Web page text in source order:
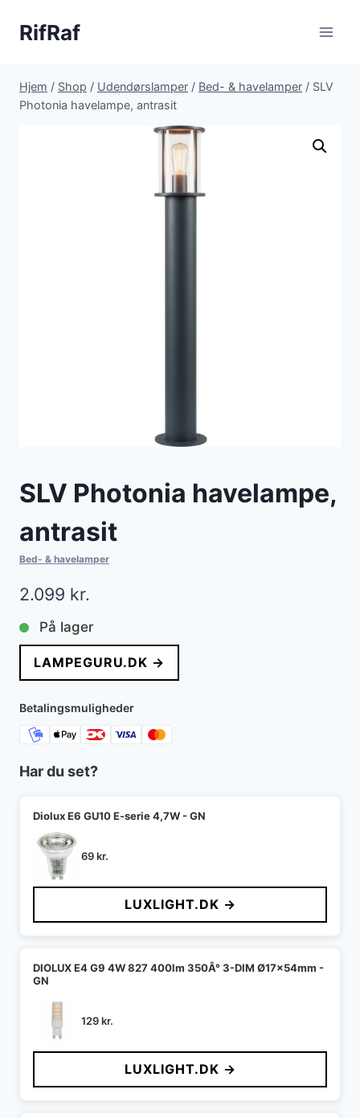
RifRaf
Hjem / Shop / Udendørslamper / Bed- & havelamper / SLV
Photonia havelampe, antrasit
SLV Photonia havelampe,
antrasit
Bed- & havelamper
2.099 kr.
På lager
LAMPEGURU.DK →
Betalingsmuligheder
Har du set?
Diolux E6 GU10 E-serie 4,7W - GN
69kr.
LUXLIGHT.DK →
DIOLUX E4 G9 4W 827 400lm 350Â° 3-DIM Ø17x54mm -
GN
129kr.
LUXLIGHT.DK →